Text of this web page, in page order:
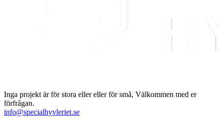
Inga projekt är för stora eller eller för små, Välkommen med er
förfrågan.
info@specialhyvleriet.se